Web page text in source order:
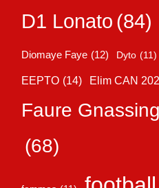
D1 Lonato (84)
Diomaye Faye (12) Dyto (11)
EEPTO (14) Elim CAN
Faure
(68)